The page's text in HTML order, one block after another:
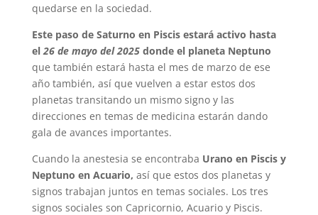
quedarse en la sociedad.
Este paso de Saturno en Piscis estará activo hasta
el26 de mayo del 2025donde el planeta Neptuno
que también estará hasta el mes de marzo de ese
año también, así que vuelven a estar estos dos
planetas transitando un mismo signo y las
direcciones en temas de medicina estarán dando
gala de avances importantes.
Cuando la anestesia se encontraba Urano en Piscis y
Neptuno en Acuario, así que estos dos planetas y
signos trabajan juntos en temas sociales. Los tres
signos sociales son Capricornio, Acuario y Piscis.